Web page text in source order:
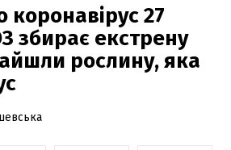
27
збирає екстрену
рослину, яка